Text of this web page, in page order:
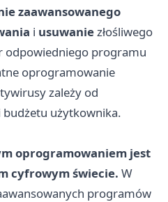
zaawansowanego
i usuwaniezłośliwego
programu
oprogramowanie
zależy od
użytkownika.
oprogramowaniem jest
cyfrowym świecie. W
programów